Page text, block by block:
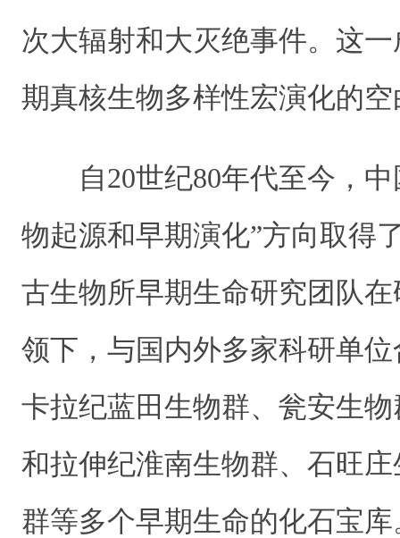
次大辐射和大灭绝事件。这
期真核生物多样性宏演化的空
自20世纪80年代至今，
物起源和早期演化”方向取得
古生物所早期生命研究团队
领下，与国内外多家科研单
卡拉纪蓝田生物群、瓮安生
和拉伸纪淮南生物群、石旺
群等多个早期生命的化石宝库